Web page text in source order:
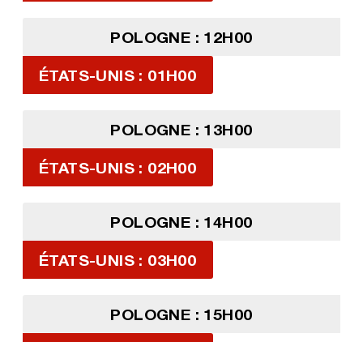
POLOGNE : 12H00
ÉTATS-UNIS : 01H00
POLOGNE : 13H00
ÉTATS-UNIS : 02H00
POLOGNE : 14H00
ÉTATS-UNIS : 03H00
POLOGNE : 15H00